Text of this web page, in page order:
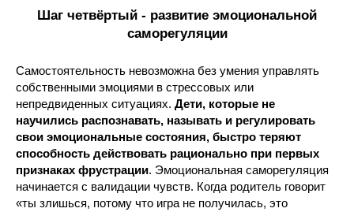
Шаг четвёртый - развитие эмоциональной
саморегуляции
Самостоятельность невозможна без умения управлять
собственными эмоциями в стрессовых или
непредвиденных ситуациях. Дети, которые не
научились распознавать, называть и регулировать
свои эмоциональные состояния, быстро теряют
способность действовать рационально при первых
признаках фрустрации. Эмоциональная саморегуляция
начинается с валидации чувств. Когда родитель говорит
«ты злишься, потому что игра не получилась, это